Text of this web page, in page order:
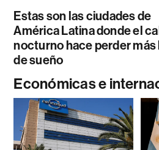
Estas son las ciudades de
América Latina donde el
nocturno hace perder más
de sueño
Económicas e